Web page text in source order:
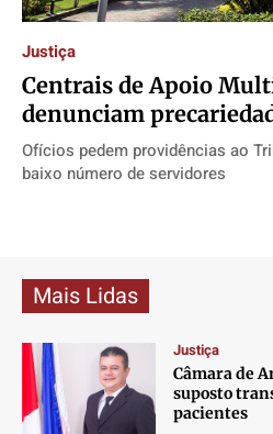
Direitos
Economia
Cultura
Colunas
Caetano Roque
Anuncie
Quem Somos
Direitos
Economia
Cultura
Colunas
Caetano Roque
Anuncie
Quem Somos
Direitos
Economia
Cultura
Colunas
Caetano Roque
Anuncie
Quem Somos
Direitos
Economia
Cultura
Colunas
Caetano Roque
Anuncie
Quem Somos
Justiça
Centrais de Apoio
denunciam
Ofícios pedem providências ao
baixo número de servidores
Mais Lidas
Justiça
Câmara de
suposto
pacientes